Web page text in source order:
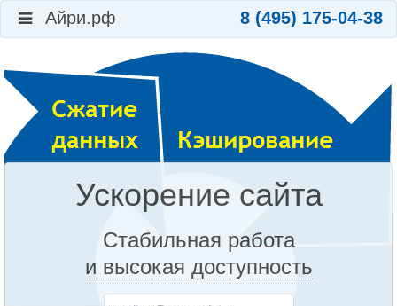
Айри.рф 8 (495) 175-04-38
Ускорение сайта
Стабильная работа
и высокая доступность